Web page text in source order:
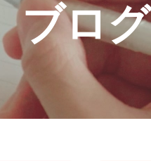
ブログ